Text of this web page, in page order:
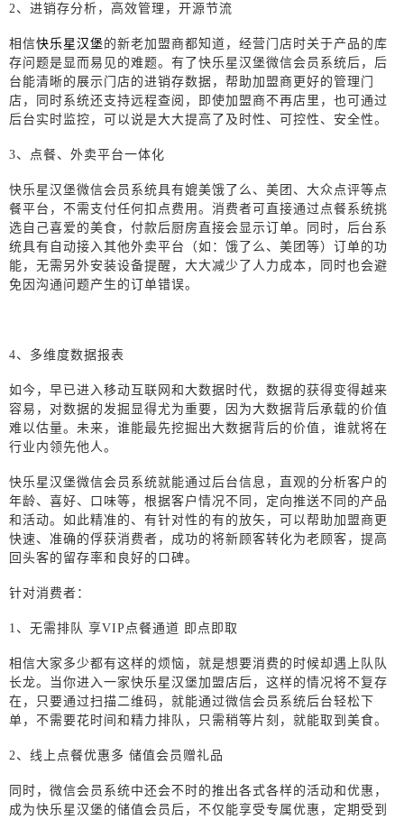
2、进销存分析，高效管理，开源节流
相信快乐星汉堡 的新老加盟商都知道，经营门店时关于产品的库
存问题是显而易见的难题。有了快乐星汉堡微信会员系统后，后
台能清晰的展示门店的进销存数据，帮助加盟商更好的管理门
店，同时系统还支持远程查阅，即使加盟商不再店里，也可通过
后台实时监控，可以说是大大提高了及时性、可控性、安全性。
3、点餐、外卖平台一体化
快乐星汉堡微信会员系统具有媲美饿了么、美团、大众点评等点
餐平台，不需支付任何扣点费用。消费者可直接通过点餐系统挑
选自己喜爱的美食，付款后厨房直接会显示订单。同时，后台系
统具有自动接入其他外卖平台（如：饿了么、美团等）订单的功
能，无需另外安装设备提醒，大大减少了人力成本，同时也会避
免因沟通问题产生的订单错误。
4、多维度数据报表
如今，早已进入移动互联网和大数据时代，数据的获得变得越来
容易，对数据的发掘显得尤为重要，因为大数据背后承载的价值
难以估量。未来，谁能最先挖掘出大数据背后的价值，谁就将在
行业内领先他人。
快乐星汉堡微信会员系统就能通过后台信息，直观的分析客户的
年龄、喜好、口味等，根据客户情况不同，定向推送不同的产品
和活动。如此精准的、有针对性的有的放矢，可以帮助加盟商更
快速、准确的俘获消费者，成功的将新顾客转化为老顾客，提高
回头客的留存率和良好的口碑。
针对消费者：
1、 无需排队 享VIP 点餐通道 即点即取
相信大家多少都有这样的烦恼，就是想要消费的时候却遇上队队
长龙。当你进入一家快乐星汉堡加盟店后，这样的情况将不复存
在，只要通过扫描二维码，就能通过微信会员系统后台轻松下
单，不需要花时间和精力排队，只需稍等片刻，就能取到美食。
2、 线上点餐优惠多 储值会员赠礼品
同时，微信会员系统中还会不时的推出各式各样的活动和优惠，
成为快乐星汉堡的储值会员后，不仅能享受专属优惠，定期受到